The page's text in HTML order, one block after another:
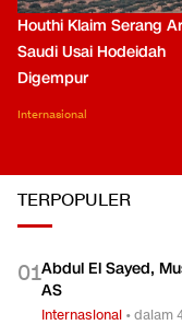
Houthi Klaim Serang
Saudi Usai Hodeidah
Digempur
Internasional
TERPOPULER
01Abdul El Sayed,
AS
Internasional •dalam